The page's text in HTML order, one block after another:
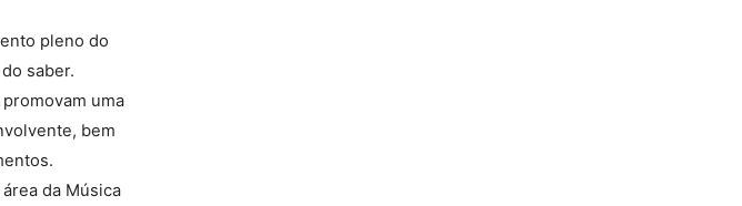
pleno do
saber.
uma
bem
da Música